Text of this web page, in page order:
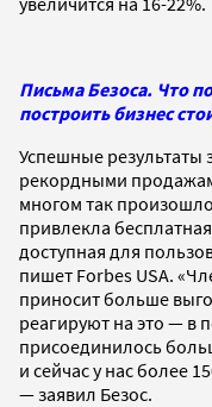
Письма Безоса. Что
построить бизнес
Успешные результаты
рекордными
многом так
привлекла
доступная для
пишет Forbes USA.
приносит больше
реагируют на это — в
присоединилось
и сейчас у нас более
— заявил Безос.